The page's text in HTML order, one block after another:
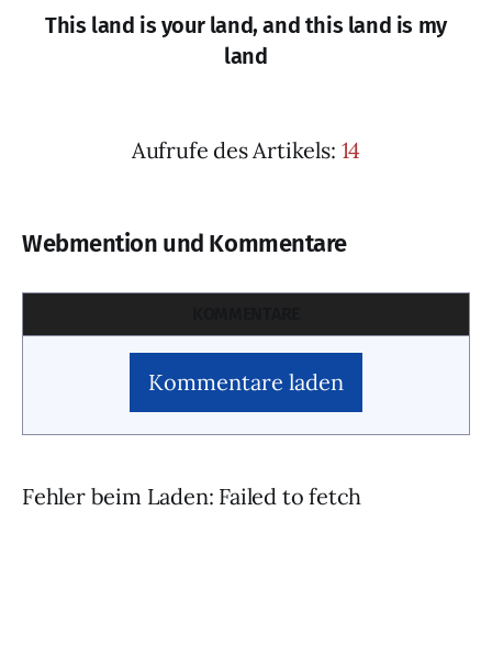
This land is your land, and this land is my
land
Aufrufe des Artikels: 14
Webmention und Kommentare
Kommentare laden
Fehler beim Laden: Failed to fetch